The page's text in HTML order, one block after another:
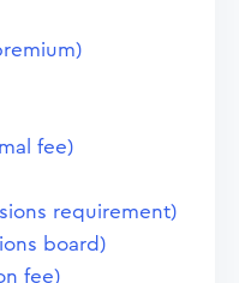
fee)
requirement)
board)
fee)